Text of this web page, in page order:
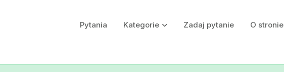
Pytania Kategorie Zadaj pytanie O stronie